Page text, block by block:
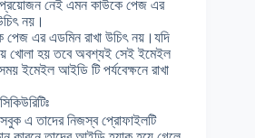
প্রয়োজন নেই এমন কাউকে পেজ এর
নয়।
এর এডমিন রাখা উচিৎ নয়।যদি
খোলা হয় তবে অবশ্যই সেই ইমেইল
ইমেইল আইডি টি পর্যবেক্ষনে রাখা
এ তাদের নিজস্ব প্রোফাইলটি